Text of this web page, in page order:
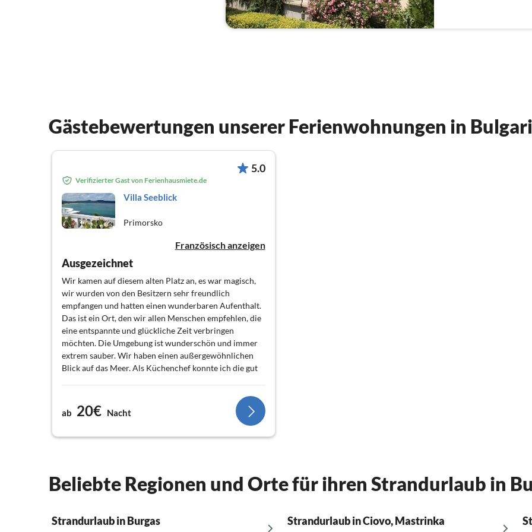
Gästebewertungen unserer Ferienwohnungen in
5.0
Verifizierter Gast von Ferienhausmiete.de
Villa Seeblick
Primorsko
Französisch anzeigen
Ausgezeichnet
Wir kamen auf diesem alten Platz an, es war magisch,
wir wurden von den Besitzern sehr freundlich
empfangen und hatten einen wunderbaren Aufenthalt.
Das ist ein Ort, den wir allen Menschen empfehlen, die
eine entspannte und glückliche Zeit verbringen
möchten. Die Umgebung ist wunderschön und immer
extrem sauber. Wir haben einen außergewöhnlichen
Blick auf das Meer. Als Küchenchef konnte ich die gut
wirklich, der Empfang, den wir erhalten haben, war
außergewöhnlich.
ab 20€ Nacht
Beliebte Regionen und Orte für ihren Strandurlaub in
Strandurlaub in Burgas Strandurlaub in Ciovo, Mastrinka